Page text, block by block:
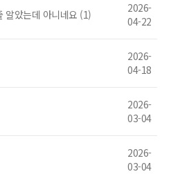
알았는데 아니네요 (1)
2026-
04-22
2026-
04-18
2026-
03-04
2026-
03-04